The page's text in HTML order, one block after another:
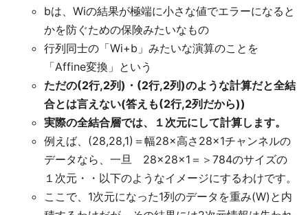
bは、Wiの結果が極端に小さな値でエラーになると
かを防ぐための保険みたいなもの
行列同士の「Wi+b」みたいな演算のことを
「Affine変換」という
ただの(2行,2列)・(2行,2列)のような計算だと全結
合とは言えない(答えも(2行,2列だから))
実際の全結合層では、１次元にして計算します。
例えば、(28,28,1)＝幅28×高さ28×1チャンネルの
データなら、一旦 28×28×1＝＞784のサイズの
１次元・・以下のようなイメージにするわけです。
ここで、1次元になった1列のデータを重み(W)と内